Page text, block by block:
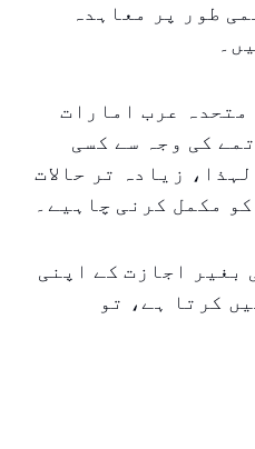
طور پر معاہدہ
متحدہ عرب امارات
کی وجہ سے کسی
زیادہ تر حالات
مکمل کرنی چاہیے۔
بغیر اجازت کے اپنی
کرتا ہے، تو